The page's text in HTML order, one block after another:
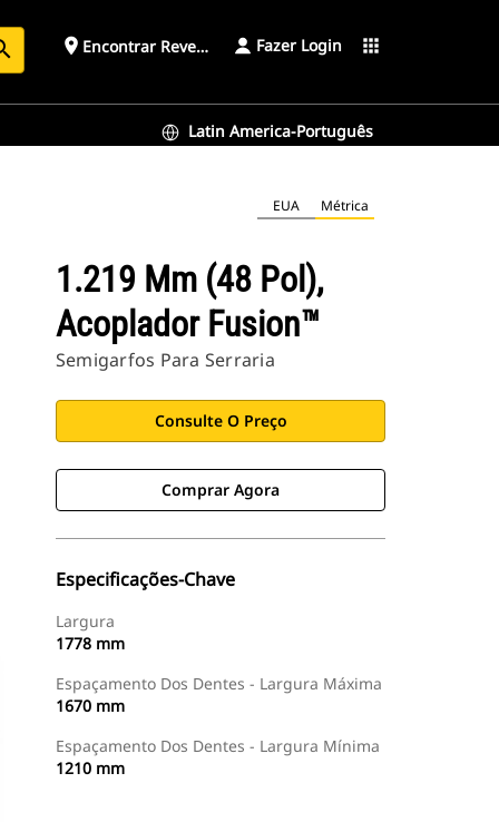
place Encontrar Revendedor Fazer Login apps
Latin America-Português
EUA Métrica
1.219 Mm (48 Pol),
Acoplador Fusion™
Semigarfos Para Serraria
Consulte O Preço
Comprar Agora
Especificações-Chave
Largura
1778 mm
Espaçamento Dos Dentes - Largura Máxima
1670 mm
Espaçamento Dos Dentes - Largura Mínima
1210 mm